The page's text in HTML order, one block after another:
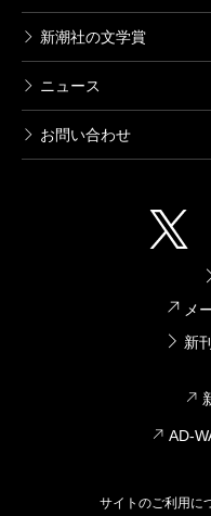
新潮社の文学賞
ニュース
お問い合わせ
メ
新
AD-
サイトのご利用に